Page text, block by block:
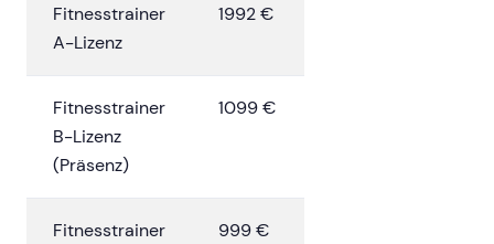
Fitnesstrainer
A-Lizenz
1992 €
Fitnesstrainer
B-Lizenz
(Präsenz)
1099 €
Fitnesstrainer
999 €